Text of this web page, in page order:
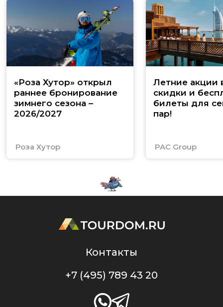
«Роза Хутор» открыл
раннее бронирование
зимнего сезона –
2026/2027
Роза Хутор
Летние акции
скидки и
билеты для
пар!
PAC Group
Контакты
+7 (495) 789 43 20